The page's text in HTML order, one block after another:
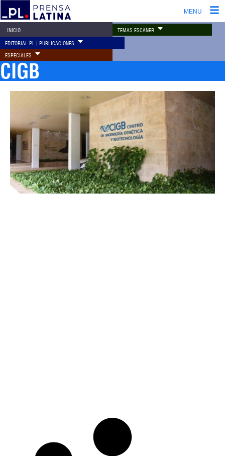
MENU
INICIO TEMAS ESCÁNER
EDITORIAL PL | PUBLICACIONES
ESPECIALES
CIGB